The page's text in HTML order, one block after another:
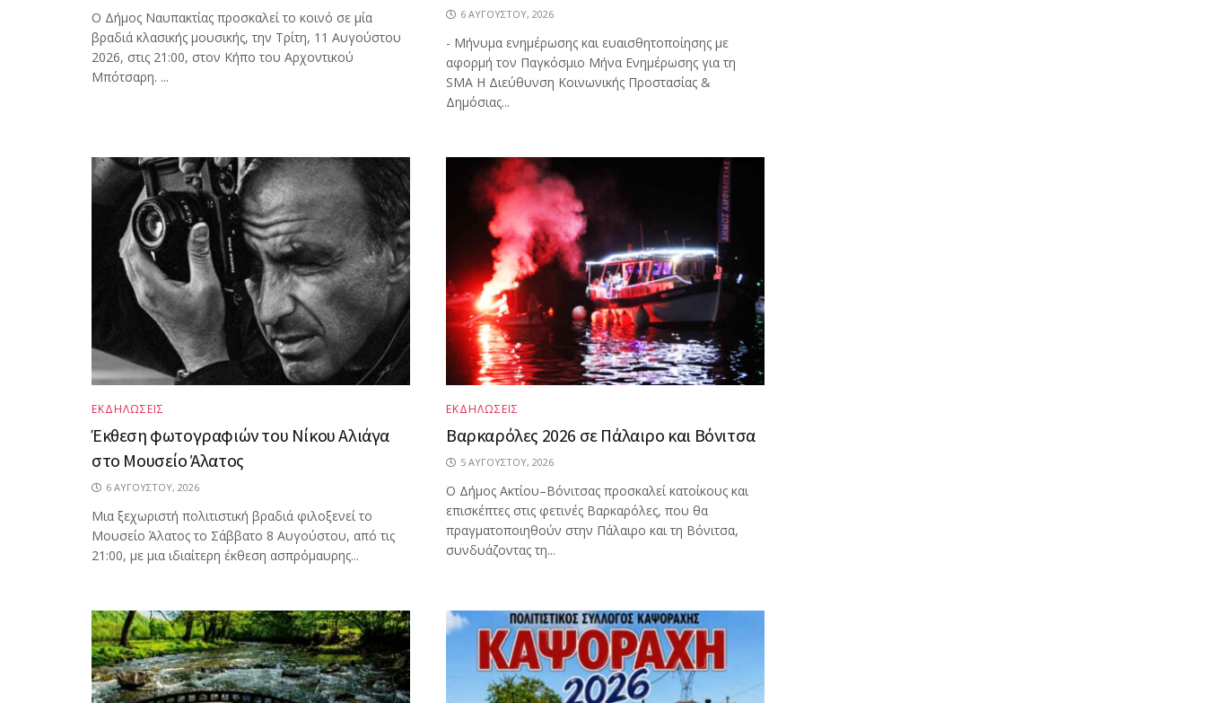
Ο Δήμος Ναυπακτίας προσκαλεί το κοινό σε μία
βραδιά κλασικής μουσικής, την Τρίτη, 11 Αυγούστου
2026, στις 21:00, στον Κήπο του Αρχοντικού
Μπότσαρη. ...
6 ΑΥΓΟΎΣΤΟΥ, 2026
- Μήνυμα ενημέρωσης και ευαισθητοποίησης με
αφορμή τον Παγκόσμιο Μήνα Ενημέρωσης για τη
SMA Η Διεύθυνση Κοινωνικής Προστασίας &
Δημόσιας...
ΕΚΔΗΛΩΣΕΙΣ
Έκθεση φωτογραφιών του Νίκου Αλιάγα
στο Μουσείο Άλατος
6 ΑΥΓΟΎΣΤΟΥ, 2026
Μια ξεχωριστή πολιτιστική βραδιά φιλοξενεί το
Μουσείο Άλατος το Σάββατο 8 Αυγούστου, από τις
21:00, με μια ιδιαίτερη έκθεση ασπρόμαυρης...
ΕΚΔΗΛΩΣΕΙΣ
Βαρκαρόλες 2026 σε Πάλαιρο και Βόνιτσα
5 ΑΥΓΟΎΣΤΟΥ, 2026
Ο Δήμος Ακτίου–Βόνιτσας προσκαλεί κατοίκους και
επισκέπτες στις φετινές Βαρκαρόλες, που θα
πραγματοποιηθούν στην Πάλαιρο και τη Βόνιτσα,
συνδυάζοντας τη...